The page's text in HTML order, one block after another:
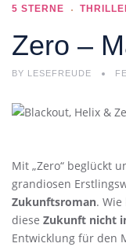
5 STERNE
Zero –
BY LESEFREUDE
Mit „Zero“ beglückt
grandiosen
Zukunftsroman.
diese Zukunft nicht
Entwicklung für den